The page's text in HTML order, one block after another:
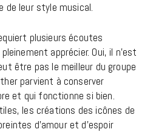
leur style musical.
plusieurs écoutes
apprécier. Oui, il n’est
être pas le meilleur du groupe
parvient à conserver
et qui fonctionne si bien.
les créations des icônes de
d’amour et d’espoir